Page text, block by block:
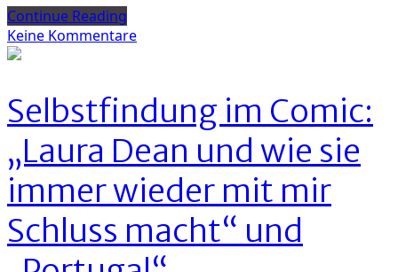
Continue Reading
Keine Kommentarezu
Bücher
rund
um
Identität
–
Wer
sind
wir
wirklich?
Selbstfindung im Comic:
„Laura Dean und wie sie
immer wieder mit mir
Schluss macht“ und